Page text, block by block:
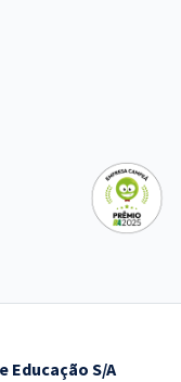
Educação S/A